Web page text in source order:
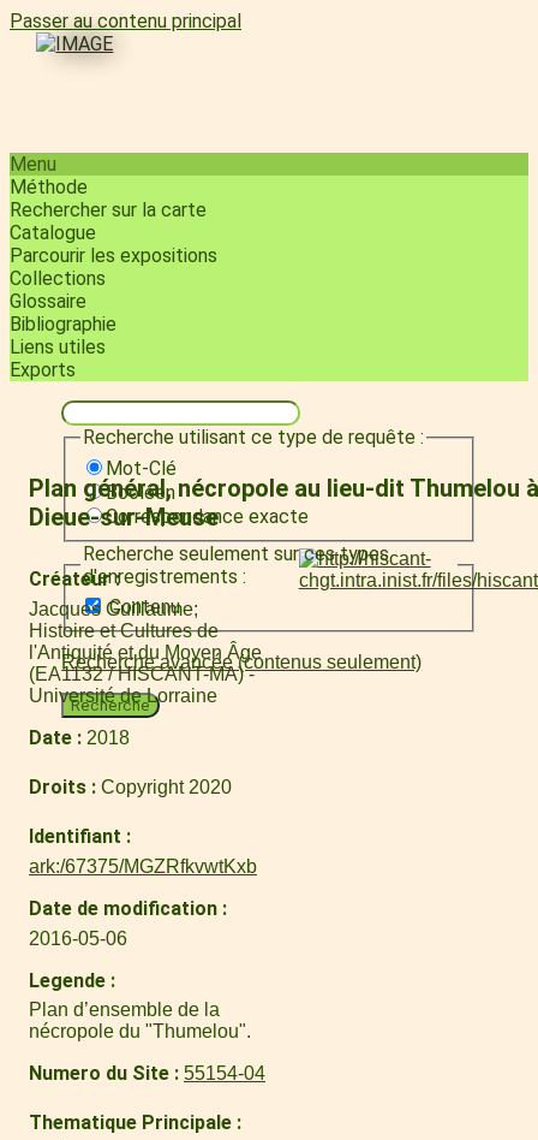
Passer au contenu principal
Menu
Méthode
Rechercher sur la carte
Catalogue
Parcourir les expositions
Collections
Glossaire
Bibliographie
Liens utiles
Exports
Recherche utilisant ce type de requête :
Mot-Clé
Booléen
Correspondance exacte
Recherche seulement sur ces types
d'enregistrements :
Contenu
Recherche avancée (contenus seulement)
Recherche
Plan général, nécropole au lieu-dit Thumelou à
Dieue-sur-Meuse
Créateur
Jacques Guillaume
Histoire et Cultures de
l'Antiquité et du Moyen Âge
(EA1132 / HISCANT-MA) -
Université de Lorraine
Date 2018
Droits Copyright 2020
Identifiant
ark:/67375/MGZRfkvwtKxb
Date de modification
2016-05-06
Legende
Plan d’ensemble de la
nécropole du "Thumelou".
Numero du Site 55154-04
Thematique Principale